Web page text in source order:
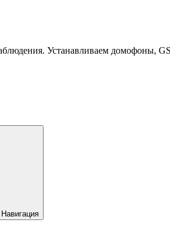
Устанавливаем домофоны,
Навигация